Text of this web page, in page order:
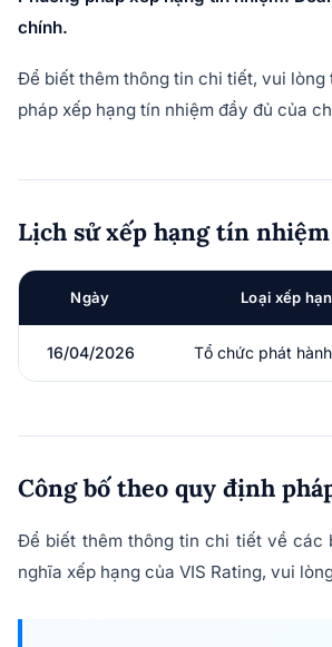
chính.
Để biết thêm thông tin chi tiết, vui lòng
pháp xếp hạng tín nhiệm đầy đủ của
Lịch sử xếp hạng tín nhiệm
Ngày Loại xếp
16/04/2026 Tổ chức phát
Công bố theo quy định
Để biết thêm thông tin chi tiết về các
nghĩa xếp hạng của VIS Rating, vui